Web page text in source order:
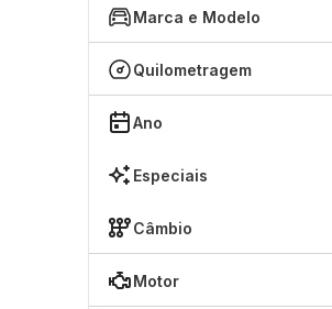
Marca e Modelo
Quilometragem
Ano
Especiais
Câmbio
Motor